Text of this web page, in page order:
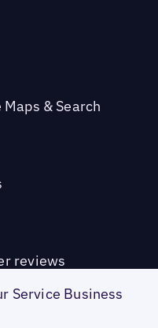
& Search
reviews
Service Business